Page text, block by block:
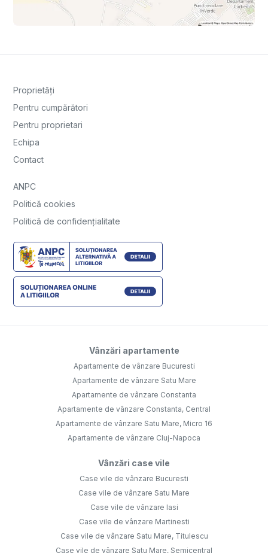
Proprietăți
Pentru cumpărători
Pentru proprietari
Echipa
Contact
ANPC
Politică cookies
Politică de confidențialitate
Vânzări apartamente
Apartamente de vânzare Bucuresti
Apartamente de vânzare Satu Mare
Apartamente de vânzare Constanta
Apartamente de vânzare Constanta, Central
Apartamente de vânzare Satu Mare, Micro 16
Apartamente de vânzare Cluj-Napoca
Vânzări case vile
Case vile de vânzare Bucuresti
Case vile de vânzare Satu Mare
Case vile de vânzare Iasi
Case vile de vânzare Martinesti
Case vile de vânzare Satu Mare, Titulescu
Case vile de vânzare Satu Mare, Semicentral